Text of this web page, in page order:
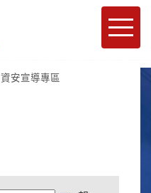
Toggle
資安宣導專區